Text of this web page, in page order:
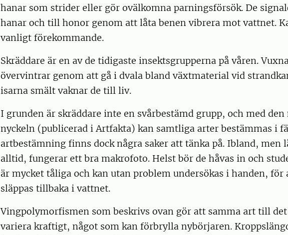
hanar som strider eller gör ovälkomna parningsförsök. De
hanar och till honor genom att låta benen vibrera mot vattnet.
vanligt förekommande.
Skräddare är en av de tidigaste insektsgrupperna på våren.
övervintrar genom att gå i dvala bland växtmaterial vid
isarna smält vaknar de till liv.
I grunden är skräddare inte en svårbestämd grupp, och med
nyckeln (publicerad i Artfakta) kan samtliga arter bestämmas i
artbestämning finns dock några saker att tänka på. Ibland, men
alltid, fungerar ett bra makrofoto. Helst bör de håvas in och
är mycket tåliga och kan utan problem undersökas i handen, för
släppas tillbaka i vattnet.
Vingpolymorfismen som beskrivs ovan gör att samma art till
variera kraftigt, något som kan förbrylla nybörjaren.